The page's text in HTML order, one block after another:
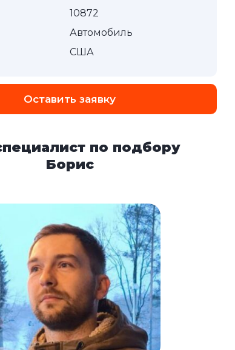
10872
Автомобиль
США
Оставить заявку
по подбору
Борис